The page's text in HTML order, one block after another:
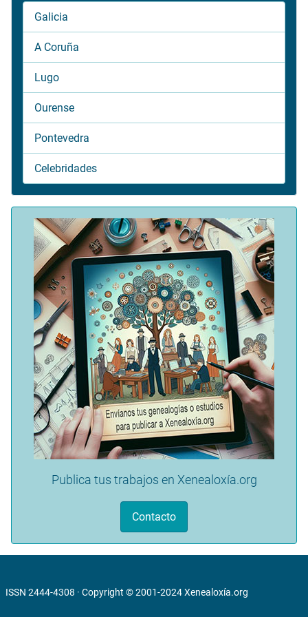
Galicia
A Coruña
Lugo
Ourense
Pontevedra
Celebridades
Publica tus trabajos en Xenealoxía.org
Contacto
ISSN 2444-4308 · Copyright © 2001-2024Xenealoxía.org